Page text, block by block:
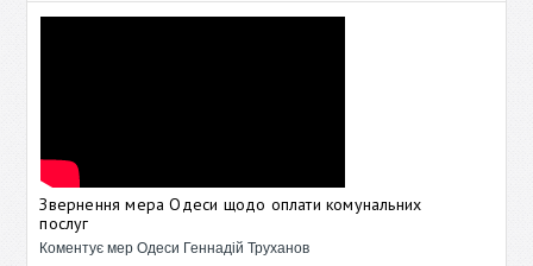
Звернення мера Одеси щодо оплати комунальних
послуг
Коментує мер Одеси Геннадій Труханов